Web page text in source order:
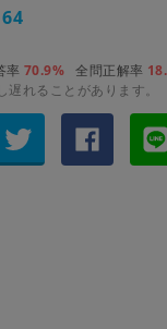
率 70.9% 全問正解率
れることがあります。